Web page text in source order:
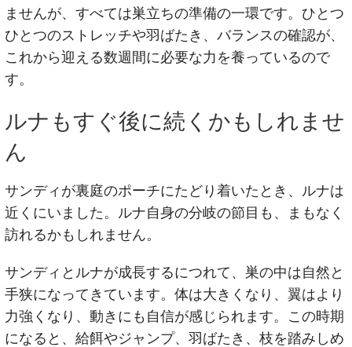
ませんが、すべては巣立ちの準備の一環です。ひとつ
ひとつのストレッチや羽ばたき、バランスの確認が、
これから迎える数週間に必要な力を養っているので
す。
ルナもすぐ後に続くかもしれませ
ん
サンディが裏庭のポーチにたどり着いたとき、ルナは
近くにいました。ルナ自身の分岐の節目も、まもなく
訪れるかもしれません。
サンディとルナが成長するにつれて、巣の中は自然と
手狭になってきています。体は大きくなり、翼はより
力強くなり、動きにも自信が感じられます。この時期
になると、給餌やジャンプ、羽ばたき、枝を踏みしめ